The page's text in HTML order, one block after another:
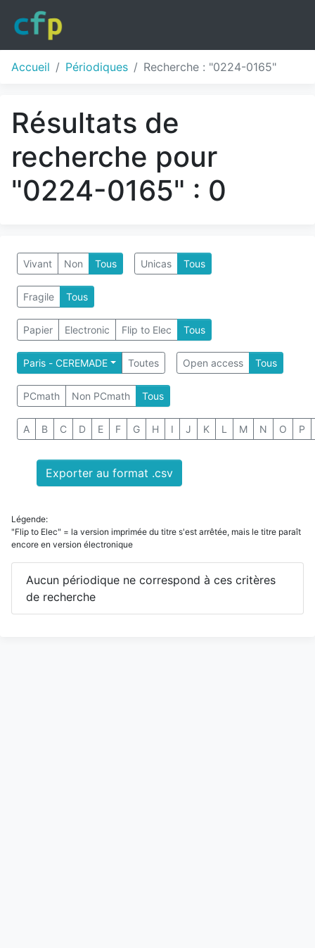
Accueil Périodiques Recherche : "0224-0165"
Résultats de
recherche pour
"0224-0165" : 0
Vivant Non Tous Unicas Tous
Fragile Tous
Papier Electronic Flip to Elec Tous
Paris - CEREMADE Toutes Open access Tous
PCmath Non PCmath Tous
A B C D E F G H I J K L M N O P
Exporter au format .csv
Légende:
"Flip to Elec" = la version imprimée du titre s'est arrêtée, mais le titre paraît
encore en version électronique
Aucun périodique ne correspond à ces critères
de recherche